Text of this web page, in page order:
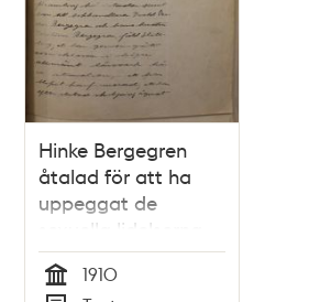
Hinke Bergegren
åtalad för att ha
uppeggat de
sexuella lidelserna -
hela
rättegångsmaterialet
1910